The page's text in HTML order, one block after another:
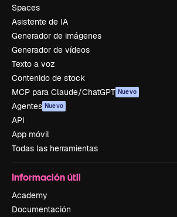
Spaces
Asistente de IA
Generador de imágenes
Generador de vídeos
Texto a voz
Contenido de stock
MCP para Claude/ChatGPT Nuevo
Agentes Nuevo
API
App móvil
Todas las herramientas
Información útil
Academy
Documentación